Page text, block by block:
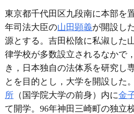
東京都千代田区九段南に本部を
年司法大臣の山田顕義が開設し
源とする。吉田松陰に私淑した
律学校が多数設立されるなかで
き，日本独自の法体系を研究し
とを目的とし，大学を開設した
所 （国学院大学の前身）内に金
て開学。96年神田三崎町の独立